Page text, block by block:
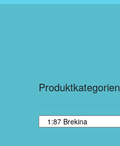
Produktkategorien